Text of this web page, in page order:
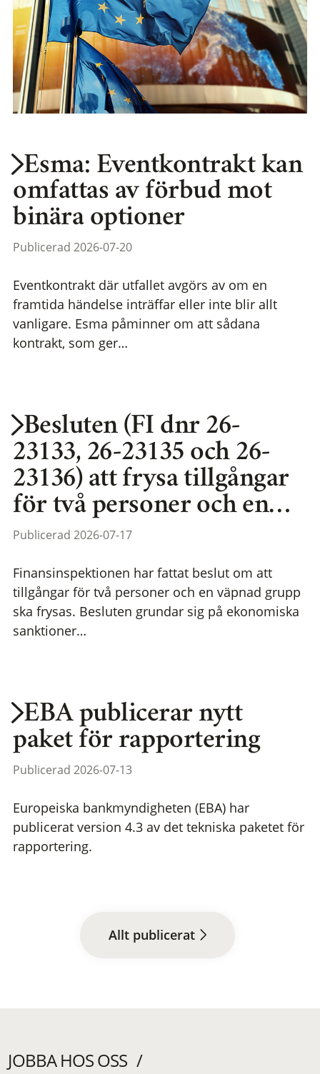
Esma: Eventkontrakt kan
omfattas av förbud mot
binära optioner
Publicerad 2026-07-20
Eventkontrakt där utfallet avgörs av om en
framtida händelse inträffar eller inte blir allt
vanligare. Esma påminner om att sådana
kontrakt, som ger…
Besluten (FI dnr 26-
23133, 26-23135 och 26-
23136) att frysa tillgångar
för två personer och en…
Publicerad 2026-07-17
Finansinspektionen har fattat beslut om att
tillgångar för två personer och en väpnad grupp
ska frysas. Besluten grundar sig på ekonomiska
sanktioner…
EBA publicerar nytt
paket för rapportering
Publicerad 2026-07-13
Europeiska bankmyndigheten (EBA) har
publicerat version 4.3 av det tekniska paketet för
rapportering.
Allt publicerat
JOBBA HOS OSS